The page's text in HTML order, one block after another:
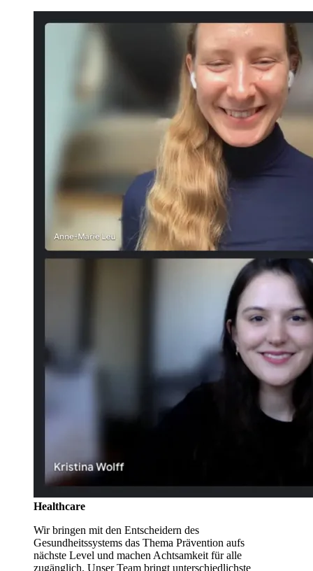
Healthcare
Wir bringen mit den Entscheidern des
Gesundheitssystems das Thema Prävention aufs
nächste Level und machen Achtsamkeit für alle
zugänglich. Unser Team bringt unterschiedlichste